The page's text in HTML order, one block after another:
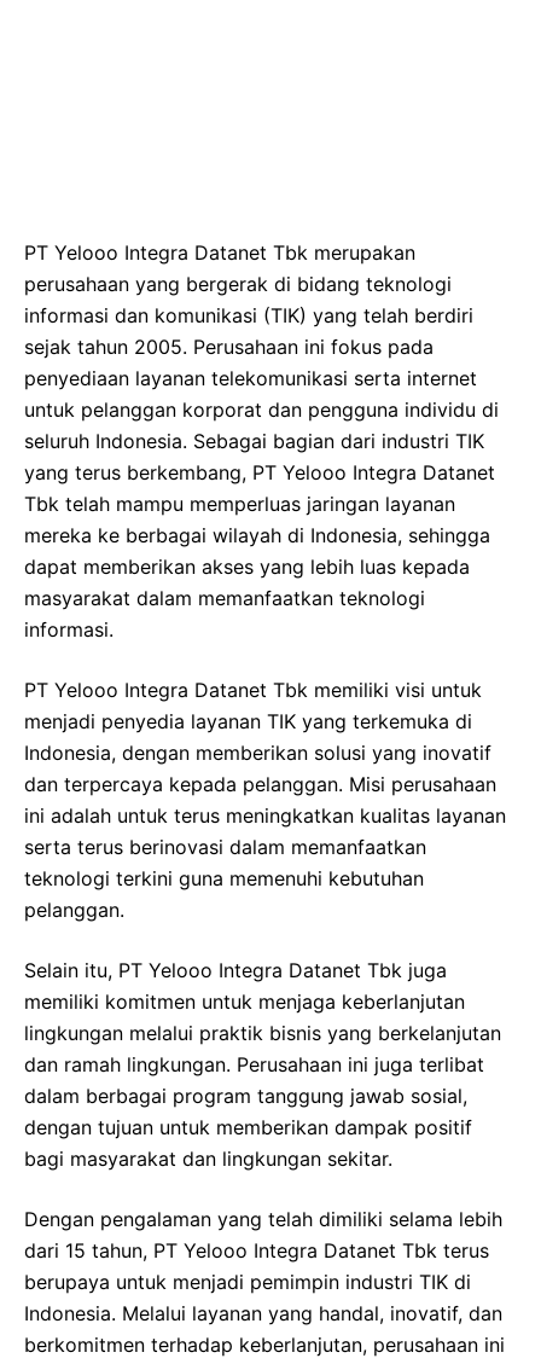
PT Yelooo Integra Datanet Tbk merupakan
perusahaan yang bergerak di bidang teknologi
informasi dan komunikasi (TIK) yang telah berdiri
sejak tahun 2005. Perusahaan ini fokus pada
penyediaan layanan telekomunikasi serta internet
untuk pelanggan korporat dan pengguna individu di
seluruh Indonesia. Sebagai bagian dari industri TIK
yang terus berkembang, PT Yelooo Integra Datanet
Tbk telah mampu memperluas jaringan layanan
mereka ke berbagai wilayah di Indonesia, sehingga
dapat memberikan akses yang lebih luas kepada
masyarakat dalam memanfaatkan teknologi
informasi.
PT Yelooo Integra Datanet Tbk memiliki visi untuk
menjadi penyedia layanan TIK yang terkemuka di
Indonesia, dengan memberikan solusi yang inovatif
dan terpercaya kepada pelanggan. Misi perusahaan
ini adalah untuk terus meningkatkan kualitas layanan
serta terus berinovasi dalam memanfaatkan
teknologi terkini guna memenuhi kebutuhan
pelanggan.
Selain itu, PT Yelooo Integra Datanet Tbk juga
memiliki komitmen untuk menjaga keberlanjutan
lingkungan melalui praktik bisnis yang berkelanjutan
dan ramah lingkungan. Perusahaan ini juga terlibat
dalam berbagai program tanggung jawab sosial,
dengan tujuan untuk memberikan dampak positif
bagi masyarakat dan lingkungan sekitar.
Dengan pengalaman yang telah dimiliki selama lebih
dari 15 tahun, PT Yelooo Integra Datanet Tbk terus
berupaya untuk menjadi pemimpin industri TIK di
Indonesia. Melalui layanan yang handal, inovatif, dan
berkomitmen terhadap keberlanjutan, perusahaan ini